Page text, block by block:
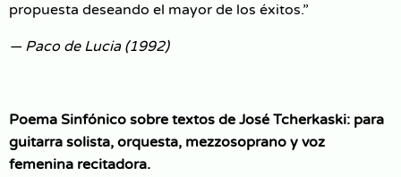
propuesta deseando el mayor de los éxitos.”
— Paco de Lucia (1992)
Poema Sinfónico sobre textos de José Tcherkaski: para
guitarra solista, orquesta, mezzosoprano y voz
femenina recitadora.